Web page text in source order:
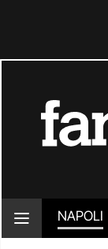
NAPOLI